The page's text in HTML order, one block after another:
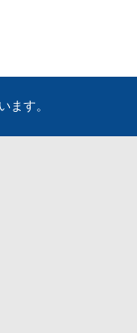
ます。